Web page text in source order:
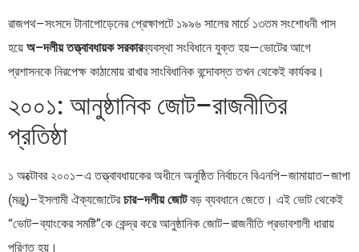
রাজপথ–সংসদে টানাপোড়েনের প্রেক্ষাপটে ১৯৯৬ সালের মার্চে ১৩তম সংশোধনী পাস
হয়ে অ–দলীয় তত্ত্বাবধায়ক সরকারব্যবস্থা সংবিধানে যুক্ত হয়—ভোটের আগে
প্রশাসনকে নিরপেক্ষ কাঠামোয় রাখার সাংবিধানিক বন্দোবস্ত তখন থেকেই কার্যকর।
২০০১: আনুষ্ঠানিক জোট–রাজনীতির
প্রতিষ্ঠা
১ অক্টোবর ২০০১–এ তত্ত্বাবধায়কের অধীনে অনুষ্ঠিত নির্বাচনে বিএনপি–জামায়াত–জাপা
(মঞ্জু)–ইসলামী ঐক্যজোটেরচার–দলীয় জোটবড় ব্যবধানে জেতে। এই ভোট থেকেই
“ভোট–ব্যাংকের সমষ্টি”কে কেন্দ্র করে আনুষ্ঠানিক জোট–রাজনীতি প্রভাবশালী ধারায়
পরিণত হয়।